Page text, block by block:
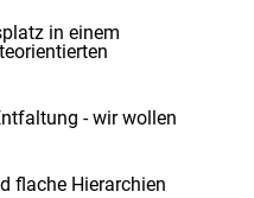
in einem
- wir wollen
flache Hierarchien